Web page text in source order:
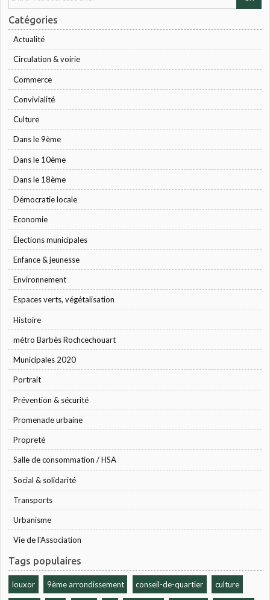
Catégories
Actualité
Circulation & voirie
Commerce
Convivialité
Culture
Dans le 9ème
Dans le 10ème
Dans le 18ème
Démocratie locale
Economie
Élections municipales
Enfance & jeunesse
Environnement
Espaces verts, végétalisation
Histoire
métro Barbès Rochcechouart
Municipales 2020
Portrait
Prévention & sécurité
Promenade urbaine
Propreté
Salle de consommation / HSA
Social & solidarité
Transports
Urbanisme
Vie de l'Association
Tags populaires
louxor 9ème arrondissement conseil-de-quartier culture